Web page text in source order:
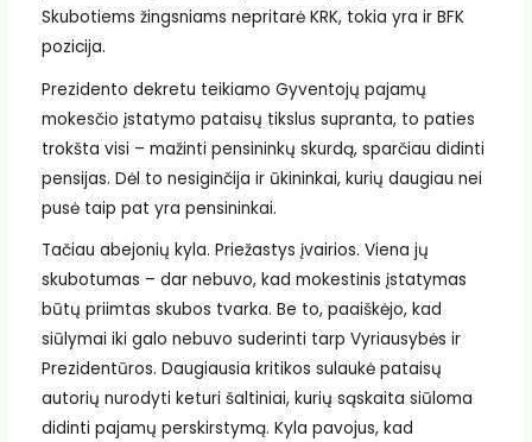
Skubotiems žingsniams nepritarė KRK, tokia yra ir BFK
pozicija.
Prezidento dekretu teikiamo Gyventojų pajamų
mokesčio įstatymo pataisų tikslus supranta, to paties
trokšta visi – mažinti pensininkų skurdą, sparčiau didinti
pensijas. Dėl to nesiginčija ir ūkininkai, kurių daugiau nei
pusė taip pat yra pensininkai.
Tačiau abejonių kyla. Priežastys įvairios. Viena jų
skubotumas – dar nebuvo, kad mokestinis įstatymas
būtų priimtas skubos tvarka. Be to, paaiškėjo, kad
siūlymai iki galo nebuvo suderinti tarp Vyriausybės ir
Prezidentūros. Daugiausia kritikos sulaukė pataisų
autorių nurodyti keturi šaltiniai, kurių sąskaita siūloma
didinti pajamų perskirstymą. Kyla pavojus, kad